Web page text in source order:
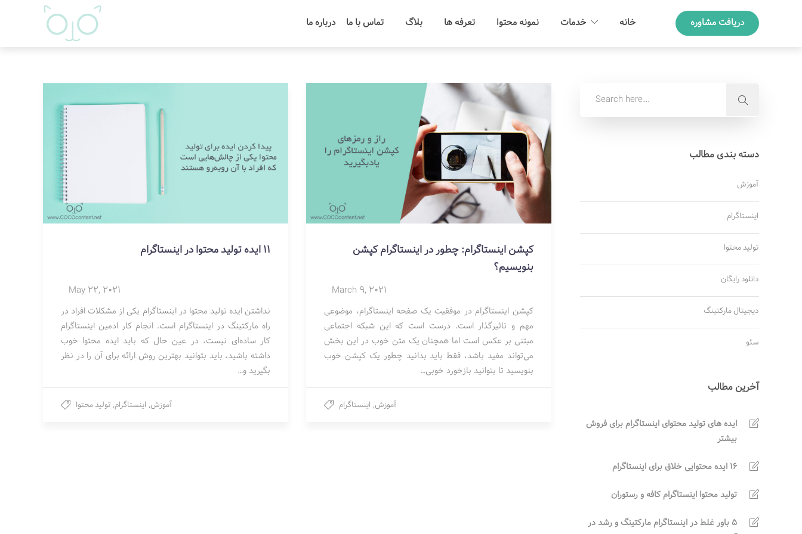
خانه خدمات نمونه محتوا تعرفه ها بلاگ تماس با ما درباره ما دریافت مشاوره
11 ایده تولید محتوا در اینستاگرام
May 22, 2021
نداشتن ایده تولید محتوا در اینستاگرام یکی از مشکلات افراد در
راه مارکتینگ در اینستاگرام است. انجام کار ادمین اینستاگرام
کار ساده‌ای نیست، در عین حال که باید ایده محتوا خوب
داشته باشید، باید بتوانید بهترین روش ارائه برای آن را در نظر
بگیرید و…
آموزش, اینستاگرام, تولید محتوا
کپشن اینستاگرام: چطور در اینستاگرام کپشن
بنویسیم؟
March 9, 2021
کپشن اینستاگرام در موفقیت یک صفحه اینستاگرام، موضوعی
مهم و تاثیرگذار است. درست است که این شبکه اجتماعی
مبتنی بر عکس است اما همچنان یک متن خوب در این بخش
می‌تواند مفید باشد، فقط باید بدانید چطور یک کپشن خوب
بنویسید تا بتوانید بازخورد خوبی…
آموزش, اینستاگرام
دسته بندی مطالب
آموزش
اینستاگرام
تولید محتوا
دانلود رایگان
دیجیتال مارکتینگ
سئو
آخرین مطالب
ایده های تولید محتوای اینستاگرام برای فروش
بیشتر
16 ایده محتوایی خلاق برای اینستاگرام
تولید محتوا اینستاگرام کافه و رستوران
5 باور غلط در اینستاگرام مارکتینگ و رشد در